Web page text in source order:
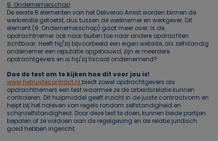
9. Ondernemerschap
De eerste 8 elementen van het Deliveroo Arrest worden binnen de
werkrelatie getoetst, dus tussen de werknemer en werkgever. Dit
element (9. Ondernemerschap) gaat meer over; Is de
opdrachtnemer ook naar buiten toe naar andere opdrachten
zichtbaar. Heeft hij/zij bijvoorbeeld een eigen website, als zelfstandig
ondernemer een reputatie opgebouwd, zijn er meerdere
opdrachtgevers en is hij/zij fiscaal ondernemend?
Doe de test om te kijken hoe dit voor jou is!
www.hetjuistecontract.nl biedt zowel opdrachtgevers als
opdrachtnemers een test waarmee ze de arbeidsrelatie kunnen
controleren. Dit hulpmiddel geeft inzicht in de juiste contractvorm en
helpt bij het naleven van regels rondom zelfstandigheid en
schijnzelfstandigheid. Door deze test te doen, kunnen beide partijen
bepalen of ze voldoen aan de regelgeving en de relatie juridisch
goed hebben ingericht.